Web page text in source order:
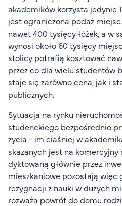
akademików korzysta jedynie
jest ograniczona podaż
nawet 400 tysięcy łóżek, a w
wynosi około 60 tysięcy
stolicy potrafią kosztować
przez co dla wielu studentów
staje się zarówno cena, jak i
publicznych.
Sytuacja na rynku
studenckiego bezpośrednio
życia - im ciaśniej w
skazanych jest na komercyjny
dyktowaną głównie przez
mieszkaniowe pozostają więc
rezygnacji z nauki w dużych
rozważa powrót do domu